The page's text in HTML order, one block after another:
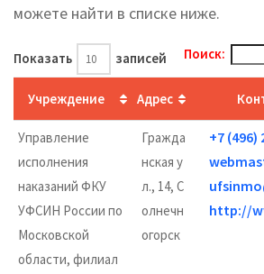
можете найти в списке ниже.
Показать записей Поиск:
Учреждение Адрес
Управление
исполнения
наказаний ФКУ
УФСИН России по
Московской
области, филиал
Гражда
нская у
л., 14, С
олнечн
огорск
+7 (496)
http://